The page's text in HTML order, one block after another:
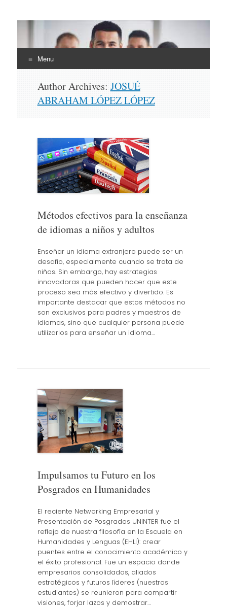
EHLI
UNINTER
Menu
content
Author Archives: JOSUÉ
ABRAHAM LÓPEZ LÓPEZ
Métodos efectivos para la enseñanza
de idiomas a niños y adultos
Enseñar un idioma extranjero puede ser un
desafío, especialmente cuando se trata de
niños. Sin embargo, hay estrategias
innovadoras que pueden hacer que este
proceso sea más efectivo y divertido. Es
importante destacar que estos métodos no
son exclusivos para padres y maestros de
idiomas, sino que cualquier persona puede
utilizarlos para enseñar un idioma…
Impulsamos tu Futuro en los
Posgrados en Humanidades
El reciente Networking Empresarial y
Presentación de Posgrados UNINTER fue el
reflejo de nuestra filosofía en la Escuela en
Humanidades y Lenguas (EHLI): crear
puentes entre el conocimiento académico y
el éxito profesional. Fue un espacio donde
empresarios consolidados, aliados
estratégicos y futuros líderes (nuestros
estudiantes) se reunieron para compartir
visiones, forjar lazos y demostrar…